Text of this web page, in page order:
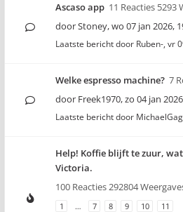
Ascaso app 11 Reacties 5293
doorStoney,wo 07 jan 2026,
Laatste bericht door Ruben-, vr
Welke espresso machine? 7
door Freek1970,zo 04 jan
Laatste bericht door
Help! Koffie blijft te zuur,
Victoria.
100 Reacties 292804
1 … 7 8 9 10 11